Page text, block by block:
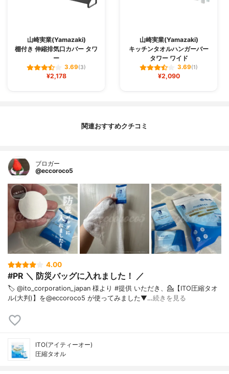
山崎実業(Yamazaki)
棚付き 伸縮排気口カバー タワ
ー
3.69(3)
¥2,178
山崎実業(Yamazaki)
キッチンタオルハンガーバー
タワー ワイド
3.69(1)
¥2,090
関連おすすめクチコミ
ブロガー
@eccoroco5
4.00
#PR ＼ 防災バッグに入れました！ ／
🏷️ @ito_corporation_japan 様より #提供 いただき、⁡💁【ITO圧縮タオ
ル(大判)】を@eccoroco5 が使ってみました⁡⁡⁡⁡▼…続きを見る
ITO(アイティーオー)
圧縮タオル